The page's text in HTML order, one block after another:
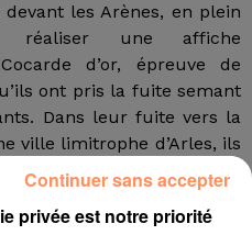
les Arènes, en plein
réaliser une affiche
d’or, épreuve de
ont pris la fuite semant
Dans leur fuite vers la
ville limitrophe d’Arles, ils
qui a été transportée à
vital ne soit engagé.
dans un champ et ont été
privée est notre priorité
Continuer sans accepter